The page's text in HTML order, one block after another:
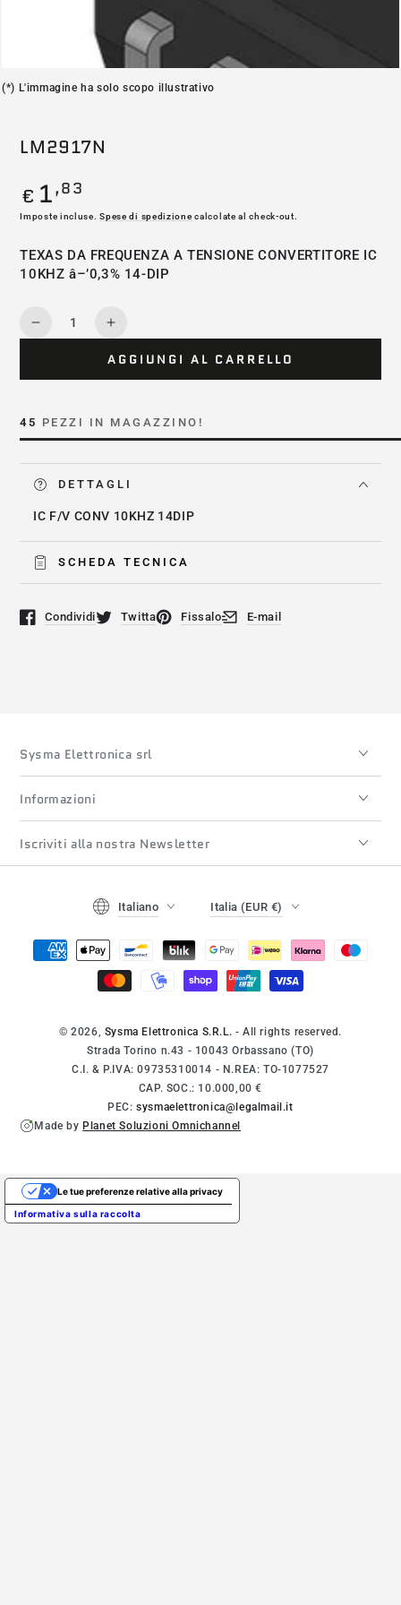
(*) L'immagine ha solo scopo illustrativo
LM2917N
Prezzo
regolare
€ 1,83
Imposte incluse.Spese di spedizione calcolate al check-out.
TEXAS DA FREQUENZA A TENSIONE CONVERTITORE IC
10KHZ â–’0,3% 14-DIP
Quantità
DiminuisceAumenta
quantità
AGGIUNGI AL CARRELLO
45 PEZZI IN MAGAZZINO!
DETTAGLI
IC F/V CONV 10KHZ 14DIP
SCHEDA TECNICA
Condividi
Si apre in una nuova finestra.
Twitta
Si apre in una nuova finestra.
Fissalo
Si apre in una nuova finestra.
E-mail
Si apre in una nuova
Sysma Elettronica srl
Informazioni
Iscriviti alla nostra Newsletter
© 2026, Sysma Elettronica S.R.L. - All rights reserved.
Strada Torino n.43 - 10043 Orbassano (TO)
C.I. & P.IVA: 09735310014 - N.REA: TO-1077527
CAP. SOC.: 10.000,00 €
PEC:sysmaelettronica@legalmail.it
Made byPlanet Soluzioni Omnichannel
Lingua
Italiano Italia (EUR €)
Modalità
Informativa sulla raccolta
Le tue preferenze relative alla privacy